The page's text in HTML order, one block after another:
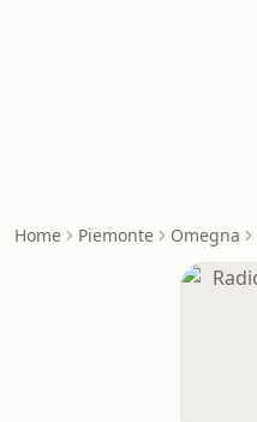
Home Piemonte Omegna